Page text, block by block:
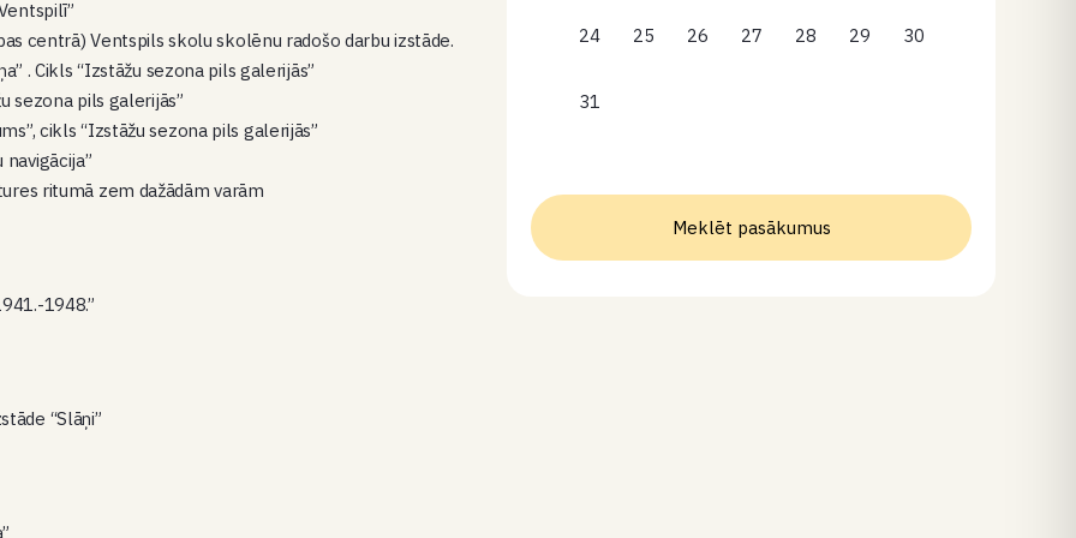
centrā) Ventspils skolu skolēnu radošo darbu izstāde.
. Cikls “Izstāžu sezona pils galerijās”
sezona pils galerijās”
cikls “Izstāžu sezona pils galerijās”
ritumā zem dažādām varām
1948.”
“Slāņi”
24 25 26 27 28 29 30
31
Meklēt pasākumus